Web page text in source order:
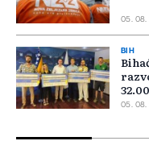
05. 08.
BIH
05. 08.